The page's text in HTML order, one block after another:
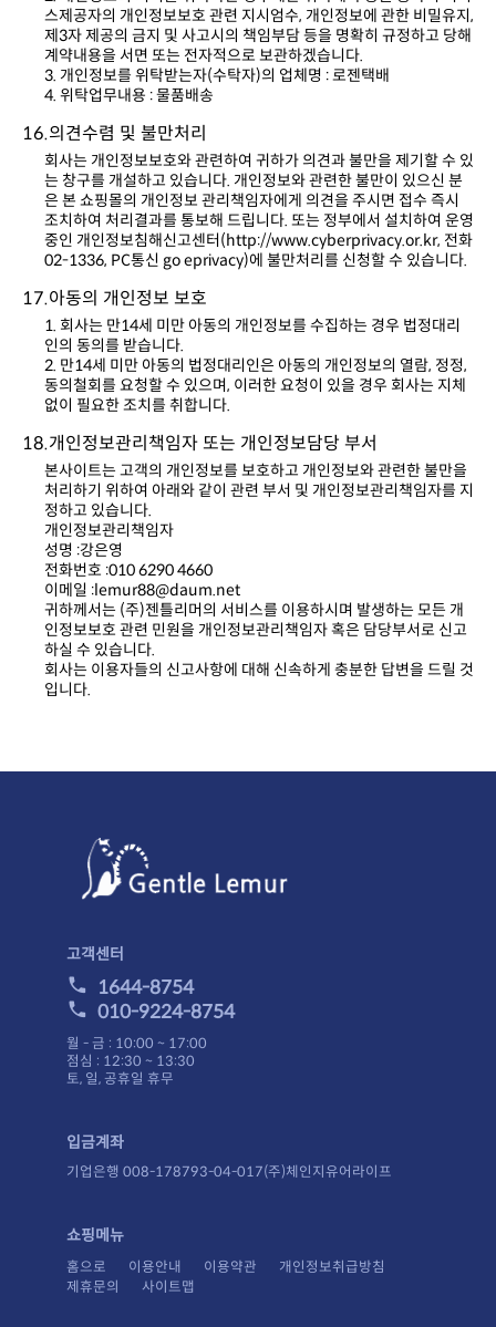
계약내용을 서면 또는 전자적으로 보관하겠습니다.
3. 개인정보를 위탁받는자(수탁자)의 업체명 : 로젠택배
4. 위탁업무내용 : 물품배송
16.의견수렴 및 불만처리
02-1336, PC통신 go eprivacy)에 불만처리를 신청할 수 있습니다.
17.아동의 개인정보 보호
인의 동의를 받습니다.
없이 필요한 조치를 취합니다.
18.개인정보관리책임자 또는 개인정보담당 부서
정하고 있습니다.
개인정보관리책임자
성명 :강은영
전화번호 :010 6290 4660
이메일 :lemur88@daum.net
하실 수 있습니다.
입니다.
고객센터
1644-8754
010-9224-8754
월 - 금 : 10:00 ~ 17:00
점심 : 12:30 ~ 13:30
토, 일, 공휴일 휴무
입금계좌
기업은행 008-178793-04-017(주)체인지유어라이프
쇼핑메뉴
홈으로 이용안내 이용약관
개인정보취급방침
제휴문의
사이트맵